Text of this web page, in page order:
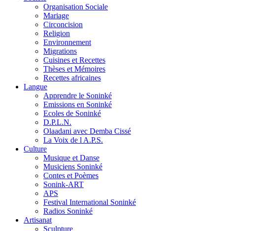
Organisation Sociale
Mariage
Circoncision
Religion
Environnement
Migrations
Cuisines et Recettes
Thèses et Mémoires
Recettes africaines
Langue
Apprendre le Soninké
Emissions en Soninké
Ecoles de Soninké
D.P.L.N.
Olaadani avec Demba Cissé
La Voix de l A.P.S.
Culture
Musique et Danse
Musiciens Soninké
Contes et Poèmes
Sonink-ART
APS
Festival International Soninké
Radios Soninké
Artisanat
Sculpture